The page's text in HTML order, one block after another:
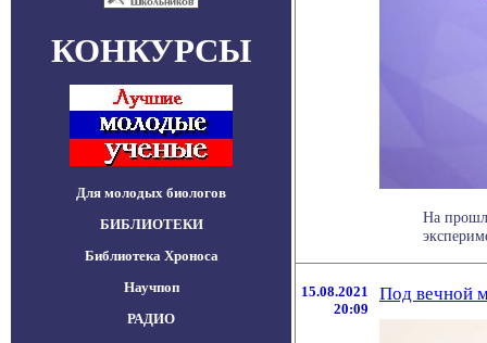
КОНКУРСЫ
Для молодых биологов
БИБЛИОТЕКИ
Библиотека Хроноса
Научпоп
РАДИО
На
15.08.2021
20:09
Под вечной